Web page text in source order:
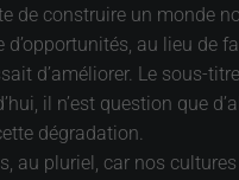
de construire un monde
au lieu de
d’améliorer. Le sous-
il n’est question que
dégradation.
au pluriel, car nos